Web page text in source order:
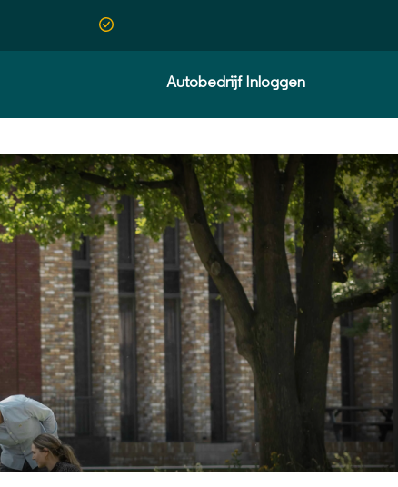
Autobedrijf Inloggen